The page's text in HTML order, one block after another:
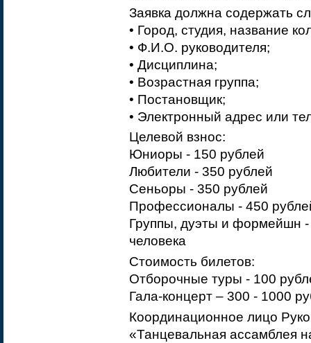
Заявка должна содержать
• Город, студия, название
• Ф.И.О. руководителя;
• Дисциплина;
• Возрастная группа;
• Постановщик;
• Электронный адрес или
Целевой взнос:
Юниоры - 150 рублей
Любители - 350 рублей
Сеньоры - 350 рублей
Профессионалы - 450
Группы, дуэты и формейшн -
человека
Стоимость билетов:
Отборочные туры - 100
Гала-концерт – 300 - 1000
Координационное лицо
«Танцевальная ассамблея